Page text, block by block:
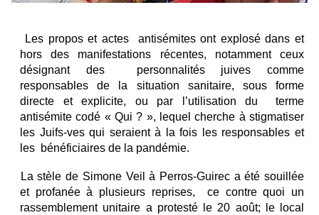
Les propos et actes antisémites ont explosé dans et
hors des manifestations récentes, notamment ceux
désignant des personnalités juives comme
responsables de la situation sanitaire, sous forme
directe et explicite, ou par l’utilisation du terme
antisémite codé « Qui ? », lequel cherche à stigmatiser
les Juifs-ves qui seraient à la fois les responsables et
les bénéficiaires de la pandémie.
La stèle de Simone Veil à Perros-Guirec a été souillée
et profanée à plusieurs reprises, ce contre quoi un
rassemblement unitaire a protesté le 20 août; le local